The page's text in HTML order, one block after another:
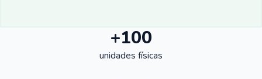
+100
unidades físicas